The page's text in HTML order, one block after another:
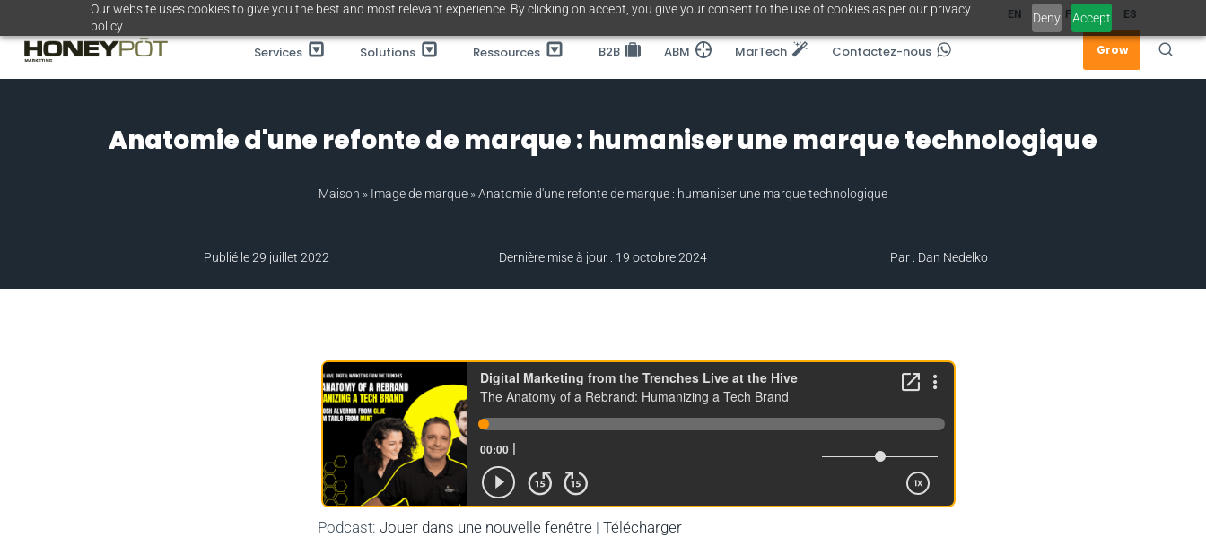
Our website uses cookies to give you the best and most relevant experience. By clicking on accept, you give your consent to the use of cookies as per our privacy
policy.
Deny Accept
au
contenu
EN FR ES
Services Solutions Ressources B2B ABM MarTech Contactez-nous Grow
Anatomie d'une refonte de marque : humaniser une marque technologique
Maison » Image de marque »Anatomie d'une refonte de marque : humaniser une marque technologique
Publié le 29 juillet 2022 Dernière mise à jour : 19 octobre 2024 Par : Dan Nedelko
Podcast:Jouer dans une nouvelle fenêtre |Télécharger